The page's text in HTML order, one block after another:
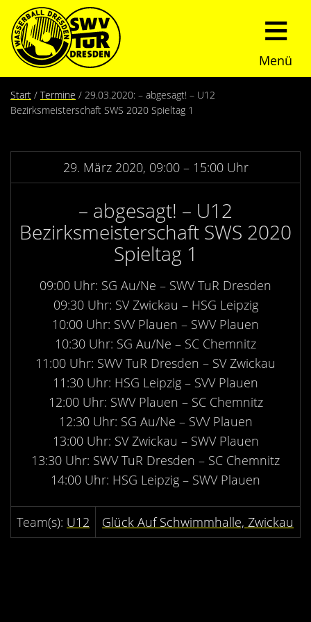
Menü
Start
Über uns
Trainingszeiten
Sommerturnier
Fotos
Videos
Bekleidung
Termine
News
Nachwuchs
Fundraising
Kontakt
Start Termine
29.03.2020: – abgesagt! – U12
Bezirksmeisterschaft SWS 2020 Spieltag 1
29. März 2020, 09:00 – 15:00 Uhr
– abgesagt! – U12
Bezirksmeisterschaft SWS 2020
Spieltag 1
09:00 Uhr: SG Au/Ne – SWV TuR Dresden
09:30 Uhr: SV Zwickau – HSG Leipzig
10:00 Uhr: SVV Plauen – SWV Plauen
10:30 Uhr: SG Au/Ne – SC Chemnitz
11:00 Uhr: SWV TuR Dresden – SV Zwickau
11:30 Uhr: HSG Leipzig – SVV Plauen
12:00 Uhr: SWV Plauen – SC Chemnitz
12:30 Uhr: SG Au/Ne – SVV Plauen
13:00 Uhr: SV Zwickau – SWV Plauen
13:30 Uhr: SWV TuR Dresden – SC Chemnitz
14:00 Uhr: HSG Leipzig – SWV Plauen
U12 Glück Auf Schwimmhalle, Zwickau